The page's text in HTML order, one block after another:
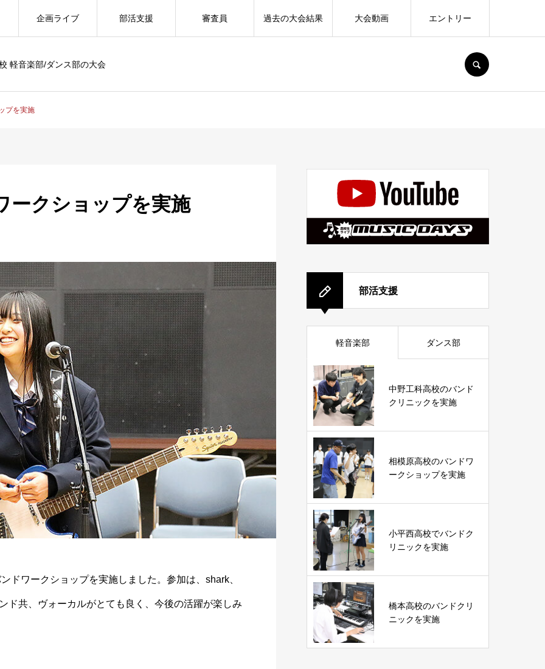
軽音楽部/ダンス部の大会
企画ライブ 部活支援 審査員 過去の大会結果 大会動画 エントリー
プを実施
ークショップを実施
ドワークショップを実施しました。参加は、shark、
ド共、ヴォーカルがとても良く、今後の活躍が楽しみ
部活支援
軽音楽部 ダンス部
中野工科高校のバンド
クリニックを実施
相模原高校のバンドワ
ークショップを実施
小平西高校でバンドク
リニックを実施
橋本高校のバンドクリ
ニックを実施